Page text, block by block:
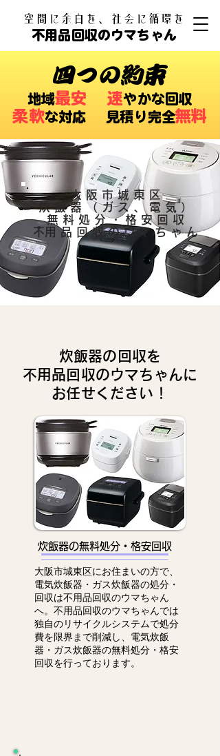
​空間に余白を、社会に循環を
不用品回収のウマちゃん
四つの約束
​地域最安 速やかな回収
柔軟な対応 ​見積り完全無料
大阪市城東区
炊飯器（ガス、電気）
無料処分・格安回収
​不用品回収のウマちゃん
炊飯器の回収を
不用品回収のウマちゃんに
お任せください！
炊飯器の無料処分・格安回収
大阪市城東区にお住まいの方で、
電気炊飯器・ガス炊飯器の処分・
回収は不用品回収のウマちゃん
へ。不用品回収のウマちゃんでは
独自のリサイクルシステムで処分
費を限界まで削減し、電気炊飯
器・ガス炊飯器の無料処分・格安
回収を行っております。